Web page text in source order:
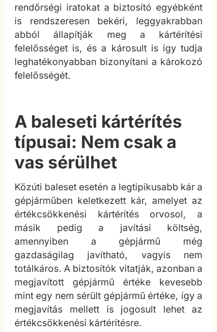
rendőrségi iratokat a biztosító egyébként
is rendszeresen bekéri, leggyakrabban
abból állapítják meg a kártérítési
felelősséget is, és a károsult is így tudja
leghatékonyabban bizonyítani a károkozó
felelősségét.
A baleseti kártérítés
típusai: Nem csak a
vas sérülhet
Közúti baleset esetén a legtipikusabb kár a
gépjárműben keletkezett kár, amelyet az
értékcsökkenési kártérítés orvosol, a
másik pedig a javítási költség,
amennyiben a gépjármű még
gazdaságilag javítható, vagyis nem
totálkáros. A biztosítók vitatják, azonban a
megjavított gépjármű értéke kevesebb
mint egy nem sérült gépjármű értéke, így a
megjavítás mellett is jogosult lehet az
értékcsökkenési kártérítésre.